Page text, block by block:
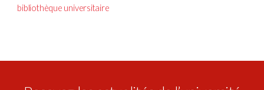
bibliothèque universitaire